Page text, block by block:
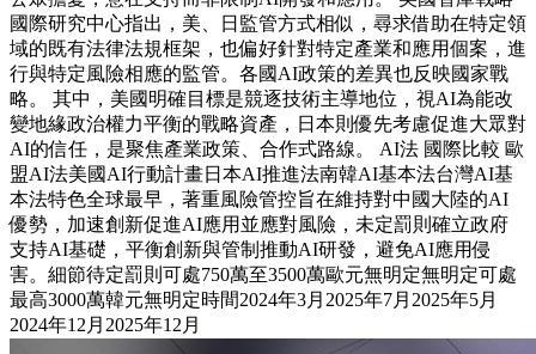
國際研究中心指出，美、日監管方式相似，尋求借助在特定領
域的既有法律法規框架，也偏好針對特定產業和應用個案，進
行與特定風險相應的監管。各國AI政策的差異也反映國家戰
略。 其中，美國明確目標是競逐技術主導地位，視AI為能改
變地緣政治權力平衡的戰略資產，日本則優先考慮促進大眾對
AI的信任，是聚焦產業政策、合作式路線。 AI法 國際比較 歐
盟AI法美國AI行動計畫日本AI推進法南韓AI基本法台灣AI基
本法特色全球最早，著重風險管控旨在維持對中國大陸的AI
優勢，加速創新促進AI應用並應對風險，未定罰則確立政府
支持AI基礎，平衡創新與管制推動AI研發，避免AI應用侵
害。細節待定罰則可處750萬至3500萬歐元無明定無明定可處
最高3000萬韓元無明定時間2024年3月2025年7月2025年5月
2024年12月2025年12月